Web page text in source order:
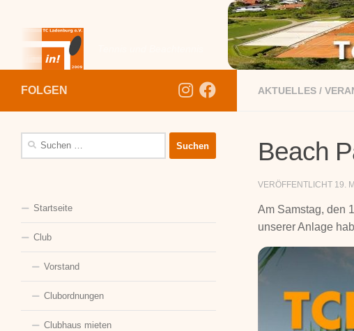
AKTUELLES /
Beach
VERÖFFENTLICHT 19.
Am Samstag, den
unserer Anlage
FOLGEN
Suchen
Startseite
Club
Vorstand
Clubordnungen
Clubhaus mieten